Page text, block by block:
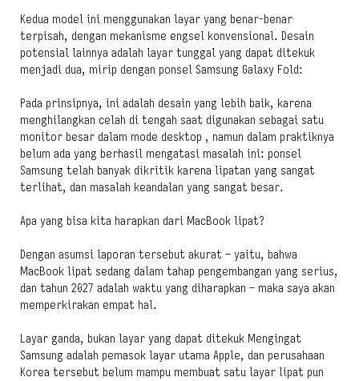
Kedua model ini menggunakan layar yang benar-benar
terpisah, dengan mekanisme engsel konvensional. Desain
potensial lainnya adalah layar tunggal yang dapat ditekuk
menjadi dua, mirip dengan ponsel Samsung Galaxy Fold:
Pada prinsipnya, ini adalah desain yang lebih baik, karena
menghilangkan celah di tengah saat digunakan sebagai satu
monitor besar dalam mode desktop , namun dalam praktiknya
belum ada yang berhasil mengatasi masalah ini: ponsel
Samsung telah banyak dikritik karena lipatan yang sangat
terlihat, dan masalah keandalan yang sangat besar.
Apa yang bisa kita harapkan dari MacBook lipat?
Dengan asumsi laporan tersebut akurat – yaitu, bahwa
MacBook lipat sedang dalam tahap pengembangan yang serius,
dan tahun 2027 adalah waktu yang diharapkan – maka saya akan
memperkirakan empat hal.
Layar ganda, bukan layar yang dapat ditekuk Mengingat
Samsung adalah pemasok layar utama Apple, dan perusahaan
Korea tersebut belum mampu membuat satu layar lipat pun